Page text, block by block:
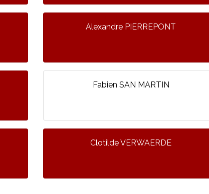
Alexandre PIERREPONT
Fabien SAN MARTIN
Clotilde VERWAERDE